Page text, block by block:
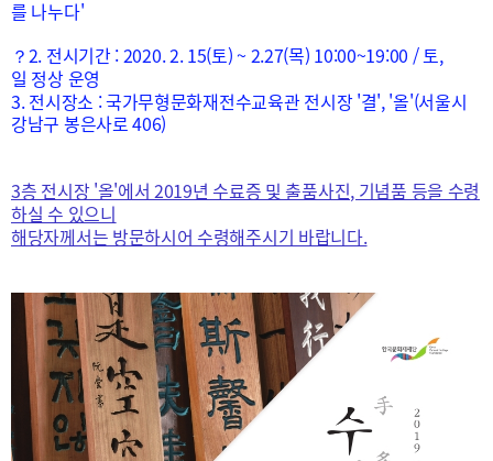
를 나누다'
？2. 전시기간: 2020. 2. 15(토) ~ 2.27(목) 10:00~19:00 / 토,
일 정상 운영
3. 전시장소 : 국가무형문화재전수교육관 전시장 '결', '올'(서울시
강남구 봉은사로 406)
3층 전시장 '올'에서 2019년 수료증 및 출품사진, 기념품 등을 수령
하실 수 있으니
해당자께서는 방문하시어 수령해주시기 바랍니다.